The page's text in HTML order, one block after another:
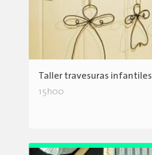
Taller travesuras infantiles
15h00